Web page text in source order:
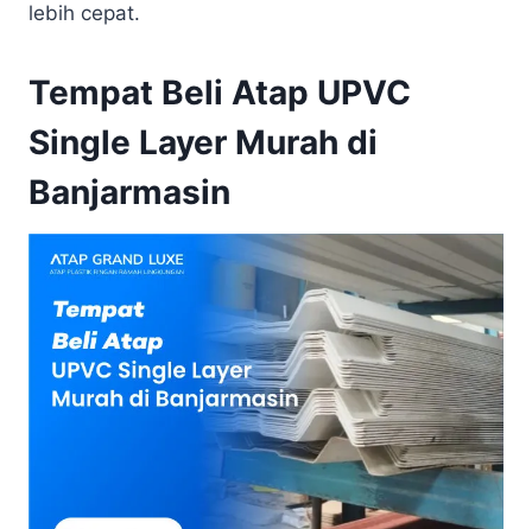
lebih cepat.
Tempat Beli Atap UPVC
Single Layer Murah di
Banjarmasin